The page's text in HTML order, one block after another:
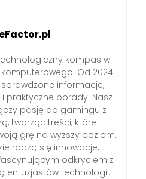
kompas w
Od 2024
informacje,
praktyczne porady. Nasz
pasję do gamingu z
tworząc treści, które
grę na wyższy poziom.
rodzą się innowacje, i
odkryciem z
entuzjastów technologii.